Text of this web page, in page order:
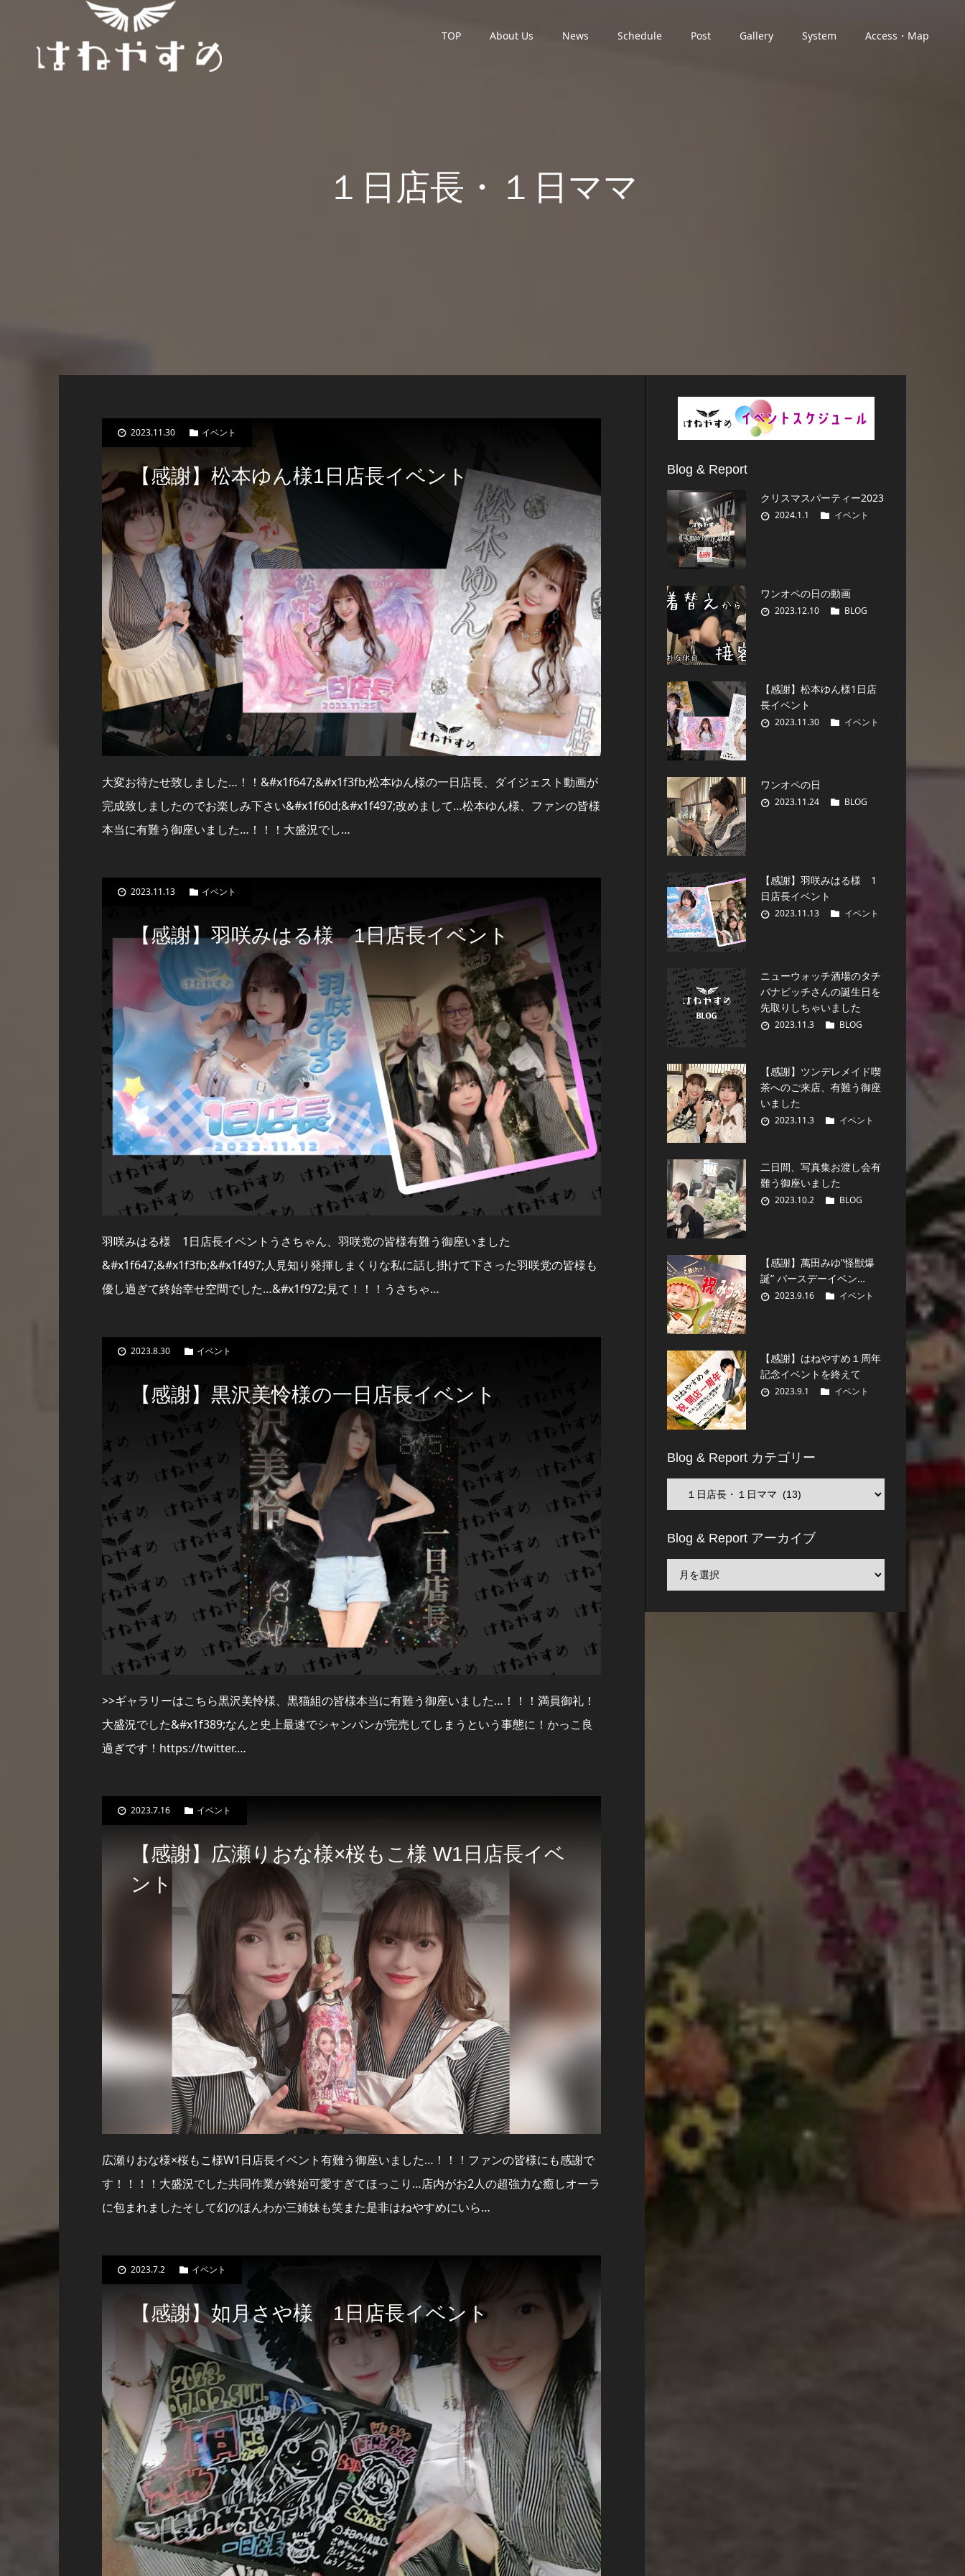
TOP About Us News Schedule Post Gallery System Access・Map
１日店長・１日ママ
2023.11.30 イベント
【感謝】松本ゆん様1日店長イベント
大変お待たせ致しました…！！&#x1f647;&#x1f3fb;松本ゆん様の一日店長、ダイジェスト動画が
完成致しましたのでお楽しみ下さい&#x1f60d;&#x1f497;改めまして…松本ゆん様、ファンの皆様
本当に有難う御座いました…！！！大盛況でし…
2023.11.13 イベント
【感謝】羽咲みはる様 1日店長イベント
羽咲みはる様 1日店長イベントうさちゃん、羽咲党の皆様有難う御座いました
&#x1f647;&#x1f3fb;&#x1f497;人見知り発揮しまくりな私に話し掛けて下さった羽咲党の皆様も
優し過ぎて終始幸せ空間でした…&#x1f972;見て！！！うさちゃ…
2023.8.30 イベント
【感謝】黒沢美怜様の一日店長イベント
>>ギャラリーはこちら黒沢美怜様、黒猫組の皆様本当に有難う御座いました…！！！満員御礼！
大盛況でした&#x1f389;なんと史上最速でシャンパンが完売してしまうという事態に！かっこ良
過ぎです！https://twitter.…
2023.7.16 イベント
【感謝】広瀬りおな様×桜もこ様 W1日店長イベ
ント
広瀬りおな様×桜もこ様W1日店長イベント有難う御座いました…！！！ファンの皆様にも感謝で
す！！！！大盛況でした共同作業が終始可愛すぎてほっこり…店内がお2人の超強力な癒しオーラ
に包まれましたそして幻のほんわか三姉妹も笑また是非はねやすめにいら…
2023.7.2 イベント
【感謝】如月さや様 1日店長イベント
Blog & Report
クリスマスパーティー2023
2024.1.1 イベント
ワンオペの日の動画
2023.12.10 BLOG
【感謝】松本ゆん様1日店
長イベント
2023.11.30 イベント
ワンオペの日
2023.11.24 BLOG
【感謝】羽咲みはる様 1
日店長イベント
2023.11.13 イベント
ニューウォッチ酒場のタチ
バナビッチさんの誕生日を
先取りしちゃいました
2023.11.3 BLOG
【感謝】ツンデレメイド喫
茶へのご来店、有難う御座
いました
2023.11.3 イベント
二日間、写真集お渡し会有
難う御座いました
2023.10.2 BLOG
【感謝】萬田みゆ”怪獣爆
誕” バースデーイベン…
2023.9.16 イベント
【感謝】はねやすめ１周年
記念イベントを終えて
2023.9.1 イベント
Blog & Report カテゴリー
Blog & Report アーカイブ